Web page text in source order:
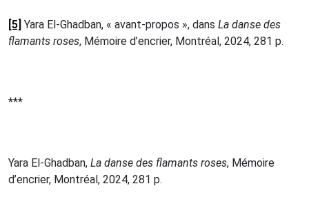
[5] Yara El-Ghadban, « avant-propos », dans La danse des
flamants roses, Mémoire d’encrier, Montréal, 2024, 281 p.
***
Yara El-Ghadban, La danse des flamants roses, Mémoire
d’encrier, Montréal, 2024, 281 p.